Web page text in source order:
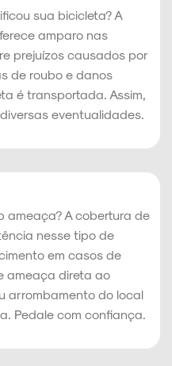
sua bicicleta? A
amparo nas
prejuízos causados por
de roubo e danos
é transportada. Assim,
eventualidades.
ameaça? A cobertura de
nesse tipo de
em casos de
ameaça direta ao
arrombamento do local
Pedale com confiança.